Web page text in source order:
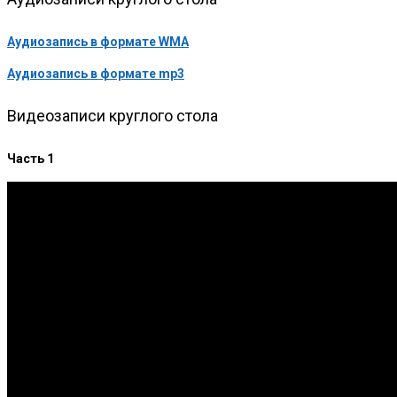
Аудиозапись в формате WMA
Аудиозапись в формате mp3
Видеозаписи круглого стола
Часть 1